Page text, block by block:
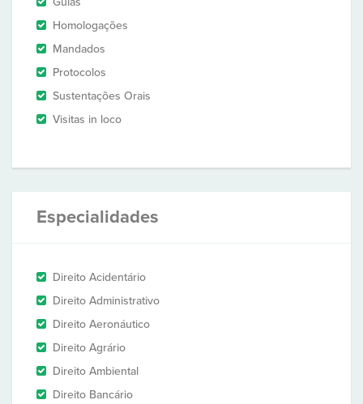
Homologações
Mandados
Protocolos
Sustentações Orais
Visitas in loco
Especialidades
Direito Acidentário
Direito Administrativo
Direito Aeronáutico
Direito Agrário
Direito Ambiental
Direito Bancário